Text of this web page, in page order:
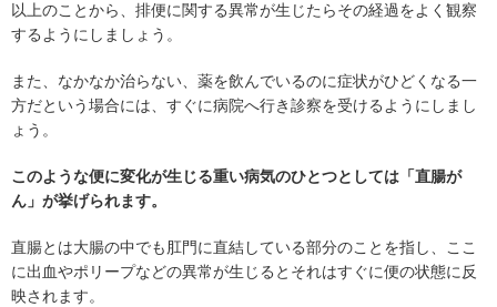
以上のことから、排便に関する異常が生じたらその経過をよく観察
するようにしましょう。
また、なかなか治らない、薬を飲んでいるのに症状がひどくなる一
方だという場合には、すぐに病院へ行き診察を受けるようにしまし
ょう。
このような便に変化が生じる重い病気のひとつとしては「直腸が
ん」が挙げられます。
直腸とは大腸の中でも肛門に直結している部分のことを指し、ここ
に出血やポリープなどの異常が生じるとそれはすぐに便の状態に反
映されます。